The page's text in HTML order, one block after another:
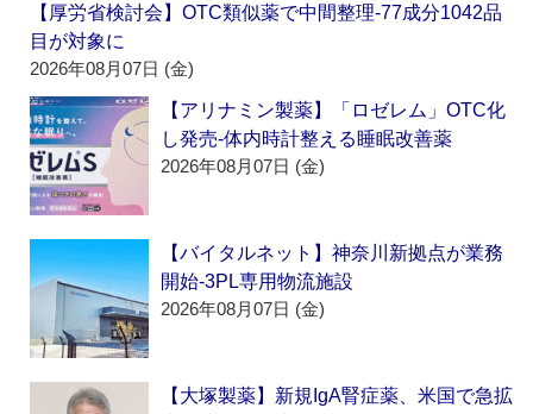
【厚労省検討会】OTC類似薬で中間整理‐77成分1042品
目が対象に
2026年08月07日 (金)
【アリナミン製薬】「ロゼレム」OTC化
し発売‐体内時計整える睡眠改善薬
2026年08月07日 (金)
【バイタルネット】神奈川新拠点が業務
開始‐3PL専用物流施設
2026年08月07日 (金)
【大塚製薬】新規IgA腎症薬、米国で急拡